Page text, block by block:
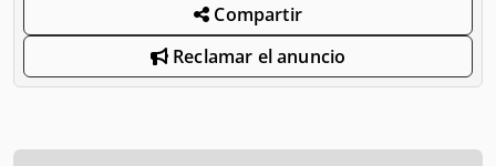
Compartir
Reclamar el anuncio